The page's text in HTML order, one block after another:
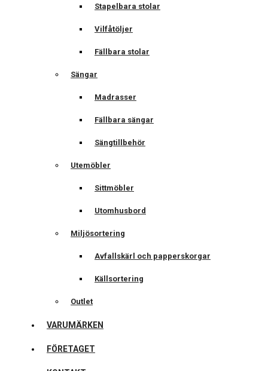
Stapelbara stolar
Vilfåtöljer
Fällbara stolar
Sängar
Madrasser
Fällbara sängar
Sängtillbehör
Utemöbler
Sittmöbler
Utomhusbord
Miljösortering
Avfallskärl och papperskorgar
Källsortering
Outlet
VARUMÄRKEN
FÖRETAGET